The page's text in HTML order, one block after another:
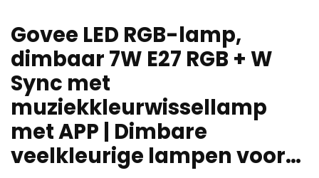
Govee LED RGB-lamp,
dimbaar 7W E27 RGB + W
Sync met
muziekkleurwissellamp
met APP | Dimbare
veelkleurige lampen voor…